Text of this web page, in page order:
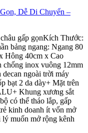
gấp gọnKích Thước:
bảng ngang: Ngang 80
Hông 40cm x Cao
chống inox vuông 12mm
ngoài trời máy
bạt 2 da dày+ Mặt trên
Khung xương sắt
có thể tháo lắp, gấp
kinh doanh ít vốn mở
lý muốn mở rộng kênh